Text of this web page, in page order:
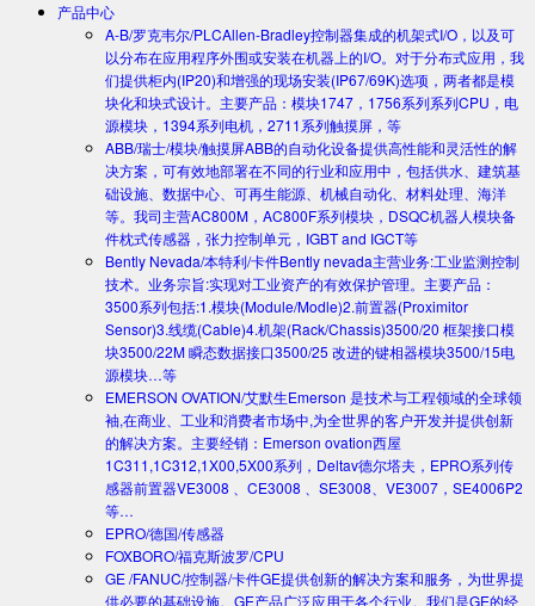
产品中心
A-B/罗克韦尔/PLCAllen-Bradley控制器集成的机架式I/O，以及可
以分布在应用程序外围或安装在机器上的I/O。对于分布式应用，我
们提供柜内(IP20)和增强的现场安装(IP67/69K)选项，两者都是模
块化和块式设计。主要产品：模块1747，1756系列系列CPU，电
源模块，1394系列电机，2711系列触摸屏，等
ABB/瑞士/模块/触摸屏ABB的自动化设备提供高性能和灵活性的解
决方案，可有效地部署在不同的行业和应用中，包括供水、建筑基
础设施、数据中心、可再生能源、机械自动化、材料处理、海洋
等。我司主营AC800M，AC800F系列模块，DSQC机器人模块备
件枕式传感器，张力控制单元，IGBT and IGCT等
Bently Nevada/本特利/卡件Bently nevada主营业务:工业监测控制
技术。业务宗旨:实现对工业资产的有效保护管理。主要产品：
3500系列包括:1.模块(Module/Modle)2.前置器(Proximitor
Sensor)3.线缆(Cable)4.机架(Rack/Chassis)3500/20 框架接口模
块3500/22M 瞬态数据接口3500/25 改进的键相器模块3500/15电
源模块…等
EMERSON OVATION/艾默生Emerson 是技术与工程领域的全球领
袖,在商业、工业和消费者市场中,为全世界的客户开发并提供创新
的解决方案。主要经销：Emerson ovation西屋
1C311,1C312,1X00,5X00系列，Deltav德尔塔夫，EPRO系列传
感器前置器VE3008 、CE3008 、SE3008、VE3007，SE4006P2
等…
EPRO/德国/传感器
FOXBORO/福克斯波罗/CPU
GE /FANUC/控制器/卡件GE提供创新的解决方案和服务，为世界提
供必要的基础设施。GE产品广泛应用于各个行业。我们是GE的经